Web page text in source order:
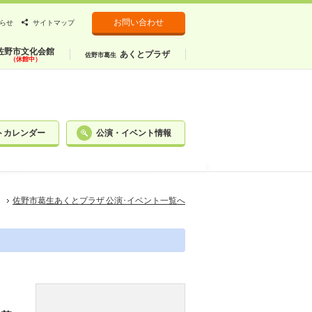
野市文化会館
（休館中） 佐野市葛生 あくとプラザ
せ サイトマップ お問い合わせ
カレンダー 公演・イベント情報
佐野市葛生あくとプラザ 公演･イベント一覧へ